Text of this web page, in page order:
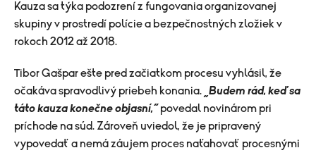
Kauza sa týka podozrení z fungovania organizovanej
skupiny v prostredí polície a bezpečnostných zložiek v
rokoch 2012 až 2018.
Tibor Gašpar ešte pred začiatkom procesu vyhlásil, že
očakáva spravodlivý priebeh konania.
„Budem rád, keď sa
táto kauza konečne objasní,“ povedal novinárom pri
príchode na súd. Zároveň uviedol, že je pripravený
vypovedať a nemá záujem proces naťahovať procesnými